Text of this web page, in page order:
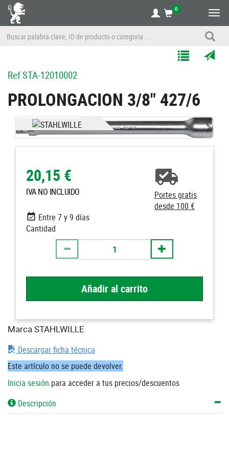
0
un
amigo
Listas
RefSTA-12010002
PROLONGACION 3/8" 427/6
20,15 €
IVA NO INCLUIDO
Portes gratis
desde 100 €
Entre 7 y 9 días
Cantidad
Añadir al carrito
Marca STAHLWILLE
Descargar ficha técnica
Este artículo no se puede devolver.
Inicia sesión para acceder a tus precios/descuentos
Descripción